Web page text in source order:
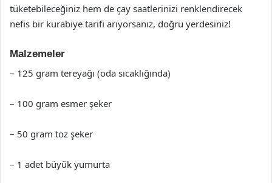
tüketebileceğiniz hem de çay saatlerinizi renklendirecek
nefis bir kurabiye tarifi arıyorsanız, doğru yerdesiniz!
Malzemeler
– 125 gram tereyağı (oda sıcaklığında)
– 100 gram esmer şeker
– 50 gram toz şeker
– 1 adet büyük yumurta